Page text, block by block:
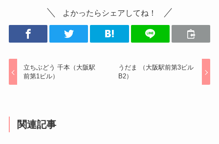
よかったらシェアしてね！
立ちぶどう 千本（大阪駅
前第1ビル）
うだま （大阪駅前第3ビル
B2）
関連記事